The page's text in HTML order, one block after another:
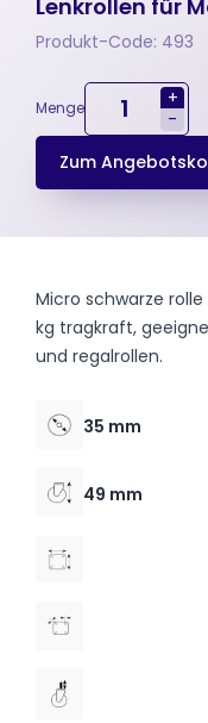
Lenkrollen für
Produkt-Code: 493
Menge
+
-
Zum
Micro schwarze
kg tragkraft,
und regalrollen.
35 mm
49 mm